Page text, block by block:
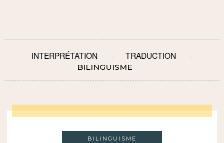
INTERPRÉTATION TRADUCTION
BILINGUISME
BILINGUISME